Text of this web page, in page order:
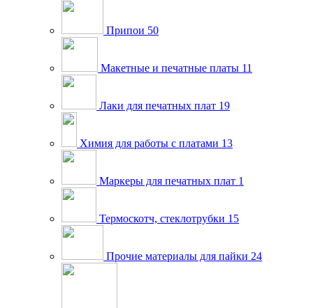
Припои 50
Макетные и печатные платы 11
Лаки для печатных плат 19
Химия для работы с платами 13
Маркеры для печатных плат 1
Термоскотч, стеклотрубки 15
Прочие материалы для пайки 24